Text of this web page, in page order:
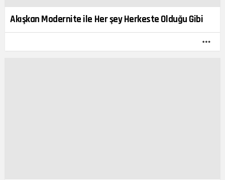
Akışkan Modernite ile Her şey Herkeste Olduğu Gibi